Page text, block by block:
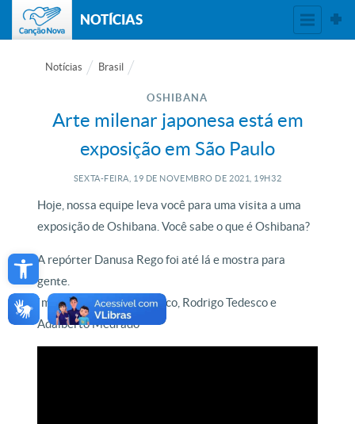
Open toolbar
NOTÍCIAS
Notícias Brasil
OSHIBANA
Arte milenar japonesa está em
exposição em São Paulo
SEXTA-FEIRA, 19 DE NOVEMBRO DE 2021, 19H32
Hoje, nossa equipe leva você para uma visita a uma
exposição de Oshibana. Você sabe o que é Oshibana?
A repórter Danusa Rego foi até lá e mostra para
gente.
Imagens de Rafael Tedesco, Rodrigo Tedesco e
Adalberto Medrado